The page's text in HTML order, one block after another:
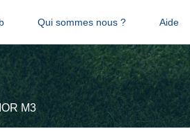
Qui sommes nous ? Aide
M3